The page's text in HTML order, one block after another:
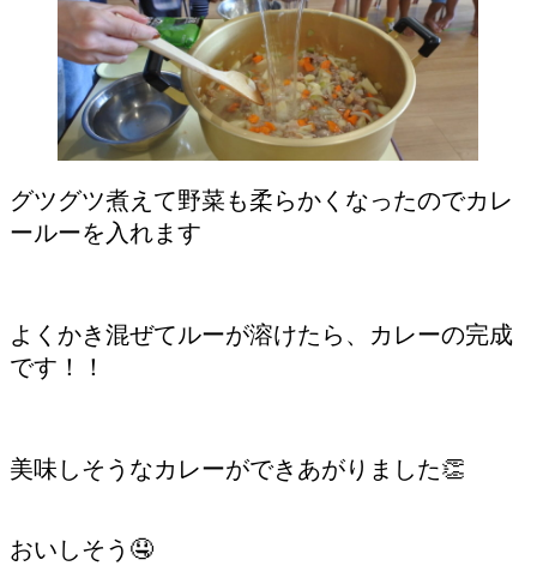
グツグツ煮えて野菜も柔らかくなったのでカレ
ールーを入れます
よくかき混ぜてルーが溶けたら、カレーの完成
です！！
美味しそうなカレーができあがりました👏
おいしそう🤤